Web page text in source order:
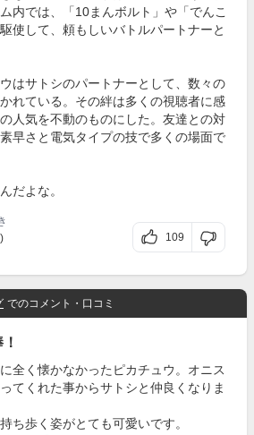
内では、「10まんボルト」や「でんこ
使して、頼もしいバトルパートナーと
はサトシのパートナーとして、数々の
れている。その絆は多くの視聴者に感
人気を不動のものにした。友達との対
早さと電気タイプの技で多くの場面で
だよな。
109
でのコメント・口コミ
全く懐かなかったピカチュウ。オニス
てくれた事からサトシと仲良くなりま
ち歩く姿がとても可愛いです。